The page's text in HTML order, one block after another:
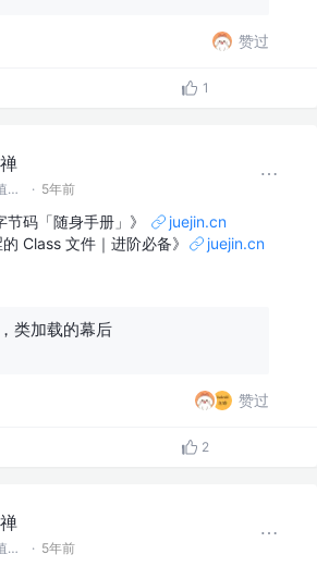
赞过
1
和你分享有价值有思考的技术文章 @微信 Ming_Lyan · 5年前
码「随身手册」》
juejin.cn
Class 文件｜进阶必备》
juejin.cn
类加载的幕后
赞过
2
和你分享有价值有思考的技术文章 @微信 Ming_Lyan · 5年前